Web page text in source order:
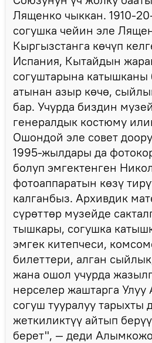
Лященко чыккан. 1910-
согушка чейин эле
Кыргызстанга көчүп
Испания, Кытайдын
согуштарына катышканы
атынан азыр көчө,
бар. Учурда биздин
генералдык костюму
Ошондой эле совет
1995-жылдары да
болуп эмгектенген
фотоаппаратын көзү
калганбыз. Архивдик
сүрөттөр музейде
тышкары, согушка
эмгек китепчеси,
билеттери, алган
жана ошол учурда
нерселер жаштарга Улуу
согуш тууралуу тарыхты
жеткиликтүү айтып
берет", — деди